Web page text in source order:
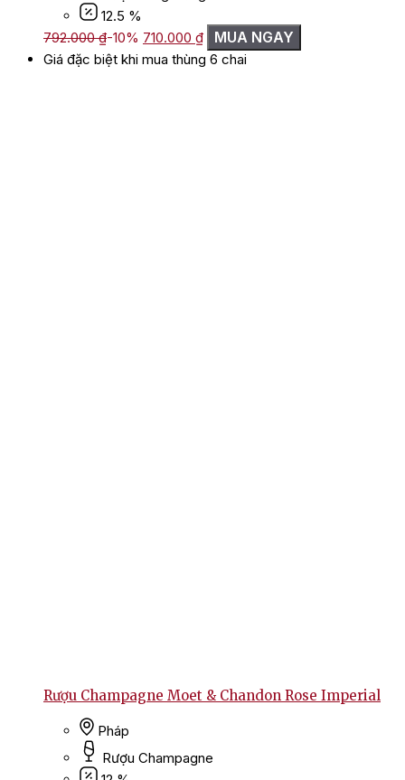
12.5 %
792.000₫-10% Giá
gốc
là:
710.000 ₫Giá
hiện
tại
MUA NGAY
Giá đặc biệt khi mua thùng 6 chai
Rượu Champagne Moet & Chandon Rose Imperial
Pháp
Rượu Champagne